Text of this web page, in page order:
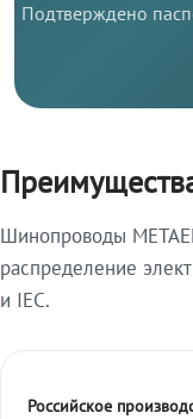
Подтверждено
Шинопроводы
распределение
и IEC.
Российское